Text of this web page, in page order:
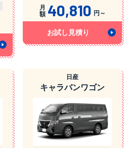
月
額 40,810 円～
お試し見積り
日産
キャラバンワゴン